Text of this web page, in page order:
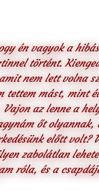
én vagyok a
történt.
nem lett volna
tettem mást, mint
Vajon az lenne a
őt olyannak,
előtt volt?
zabolátlan
róla, és a